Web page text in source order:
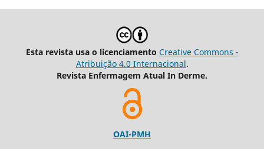
Esta revista usa o licenciamento Creative Commons -
Atribuição 4.0 Internacional.
Revista Enfermagem Atual In Derme.
OAI-PMH